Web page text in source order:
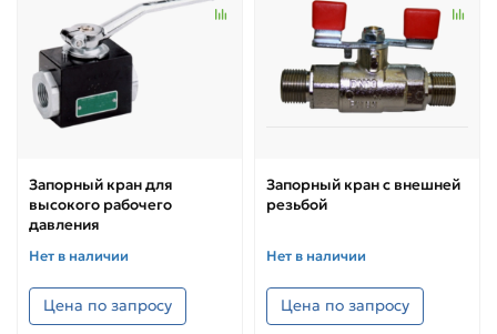
Запорный кран для
высокого рабочего
давления
Нет в наличии
Цена по запросу
Запорный кран с внешней
резьбой
Нет в наличии
Цена по запросу